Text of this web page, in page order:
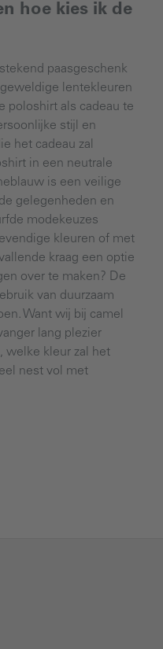
hoe kies ik de
paasgeschenk
lentekleuren
poloshirt als cadeau te
stijl en
het cadeau zal
in een neutrale
is een veilige
gelegenheden en
modekeuzes
kleuren of met
kraag een optie
over te maken? De
van duurzaam
Want wij bij camel
lang plezier
welke kleur zal het
nest vol met